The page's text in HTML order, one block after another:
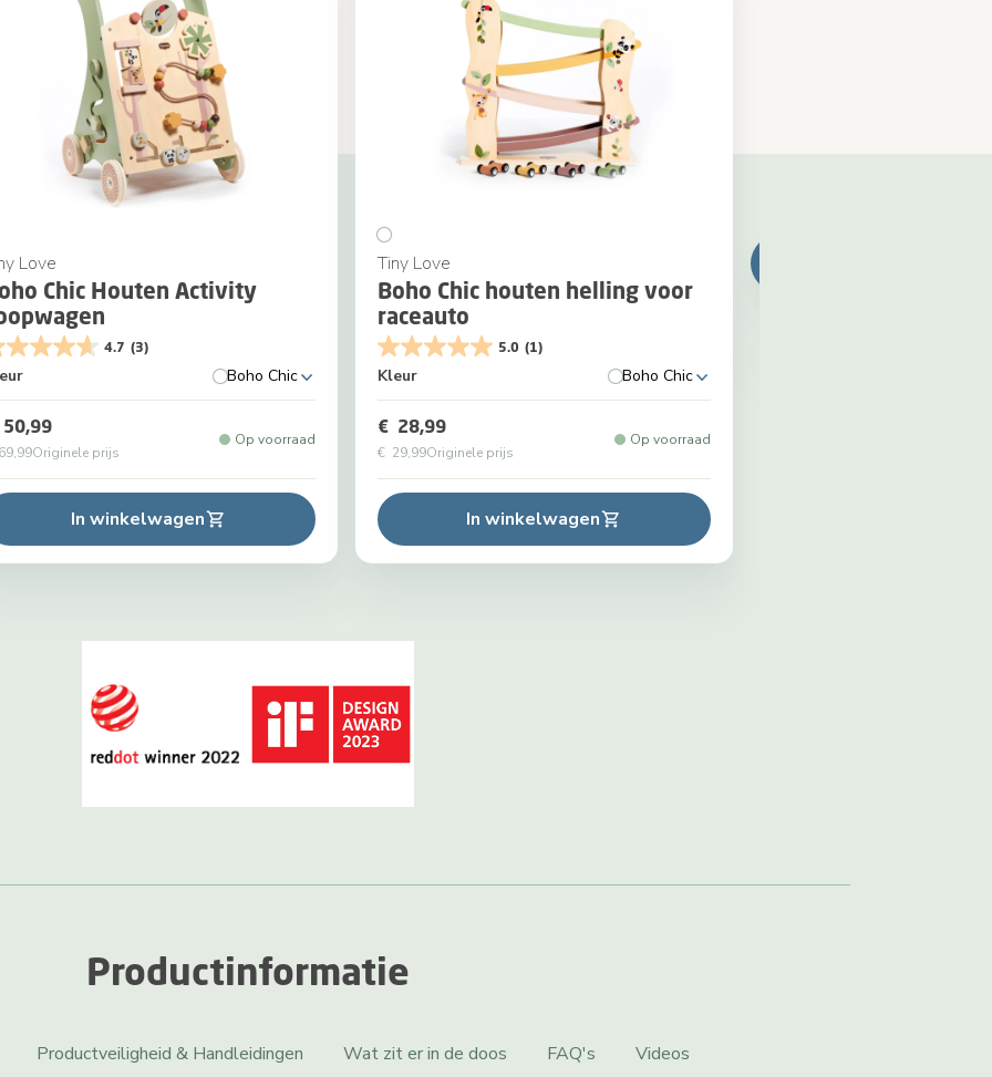
Productinformatie
Productveiligheid & Handleidingen Wat zit er in de doos FAQ's Videos
Love
Chic Houten Activity
4.7 (3)
Boho Chic
Originele prijs
Op voorraad
In winkelwagen
Tiny Love
Boho Chic houten helling voor
raceauto
5.0 (1)
Kleur Boho Chic
€ 28,99
€ 29,99Originele prijs
Op voorraad
In winkelwagen